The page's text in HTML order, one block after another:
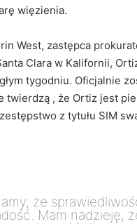
więzienia.
West, zastępca
Clara w Kalifornii,
tygodniu. Oficjalnie
twierdzą , że Ortiz jest
z tytułu SIM
że
Mam nadzieję,